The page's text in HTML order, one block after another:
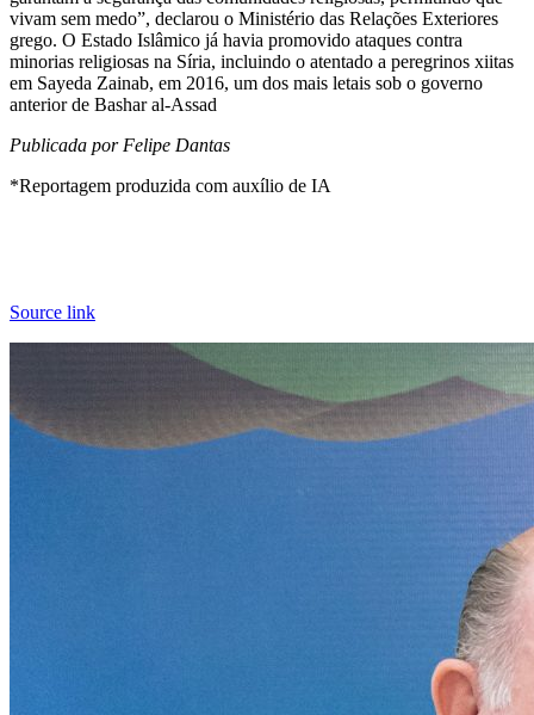
vivam sem medo”, declarou o Ministério das Relações Exteriores
grego. O Estado Islâmico já havia promovido ataques contra
minorias religiosas na Síria, incluindo o atentado a peregrinos xiitas
em Sayeda Zainab, em 2016, um dos mais letais sob o governo
anterior de Bashar al-Assad
Publicada por Felipe Dantas
*Reportagem produzida com auxílio de IA
Source link